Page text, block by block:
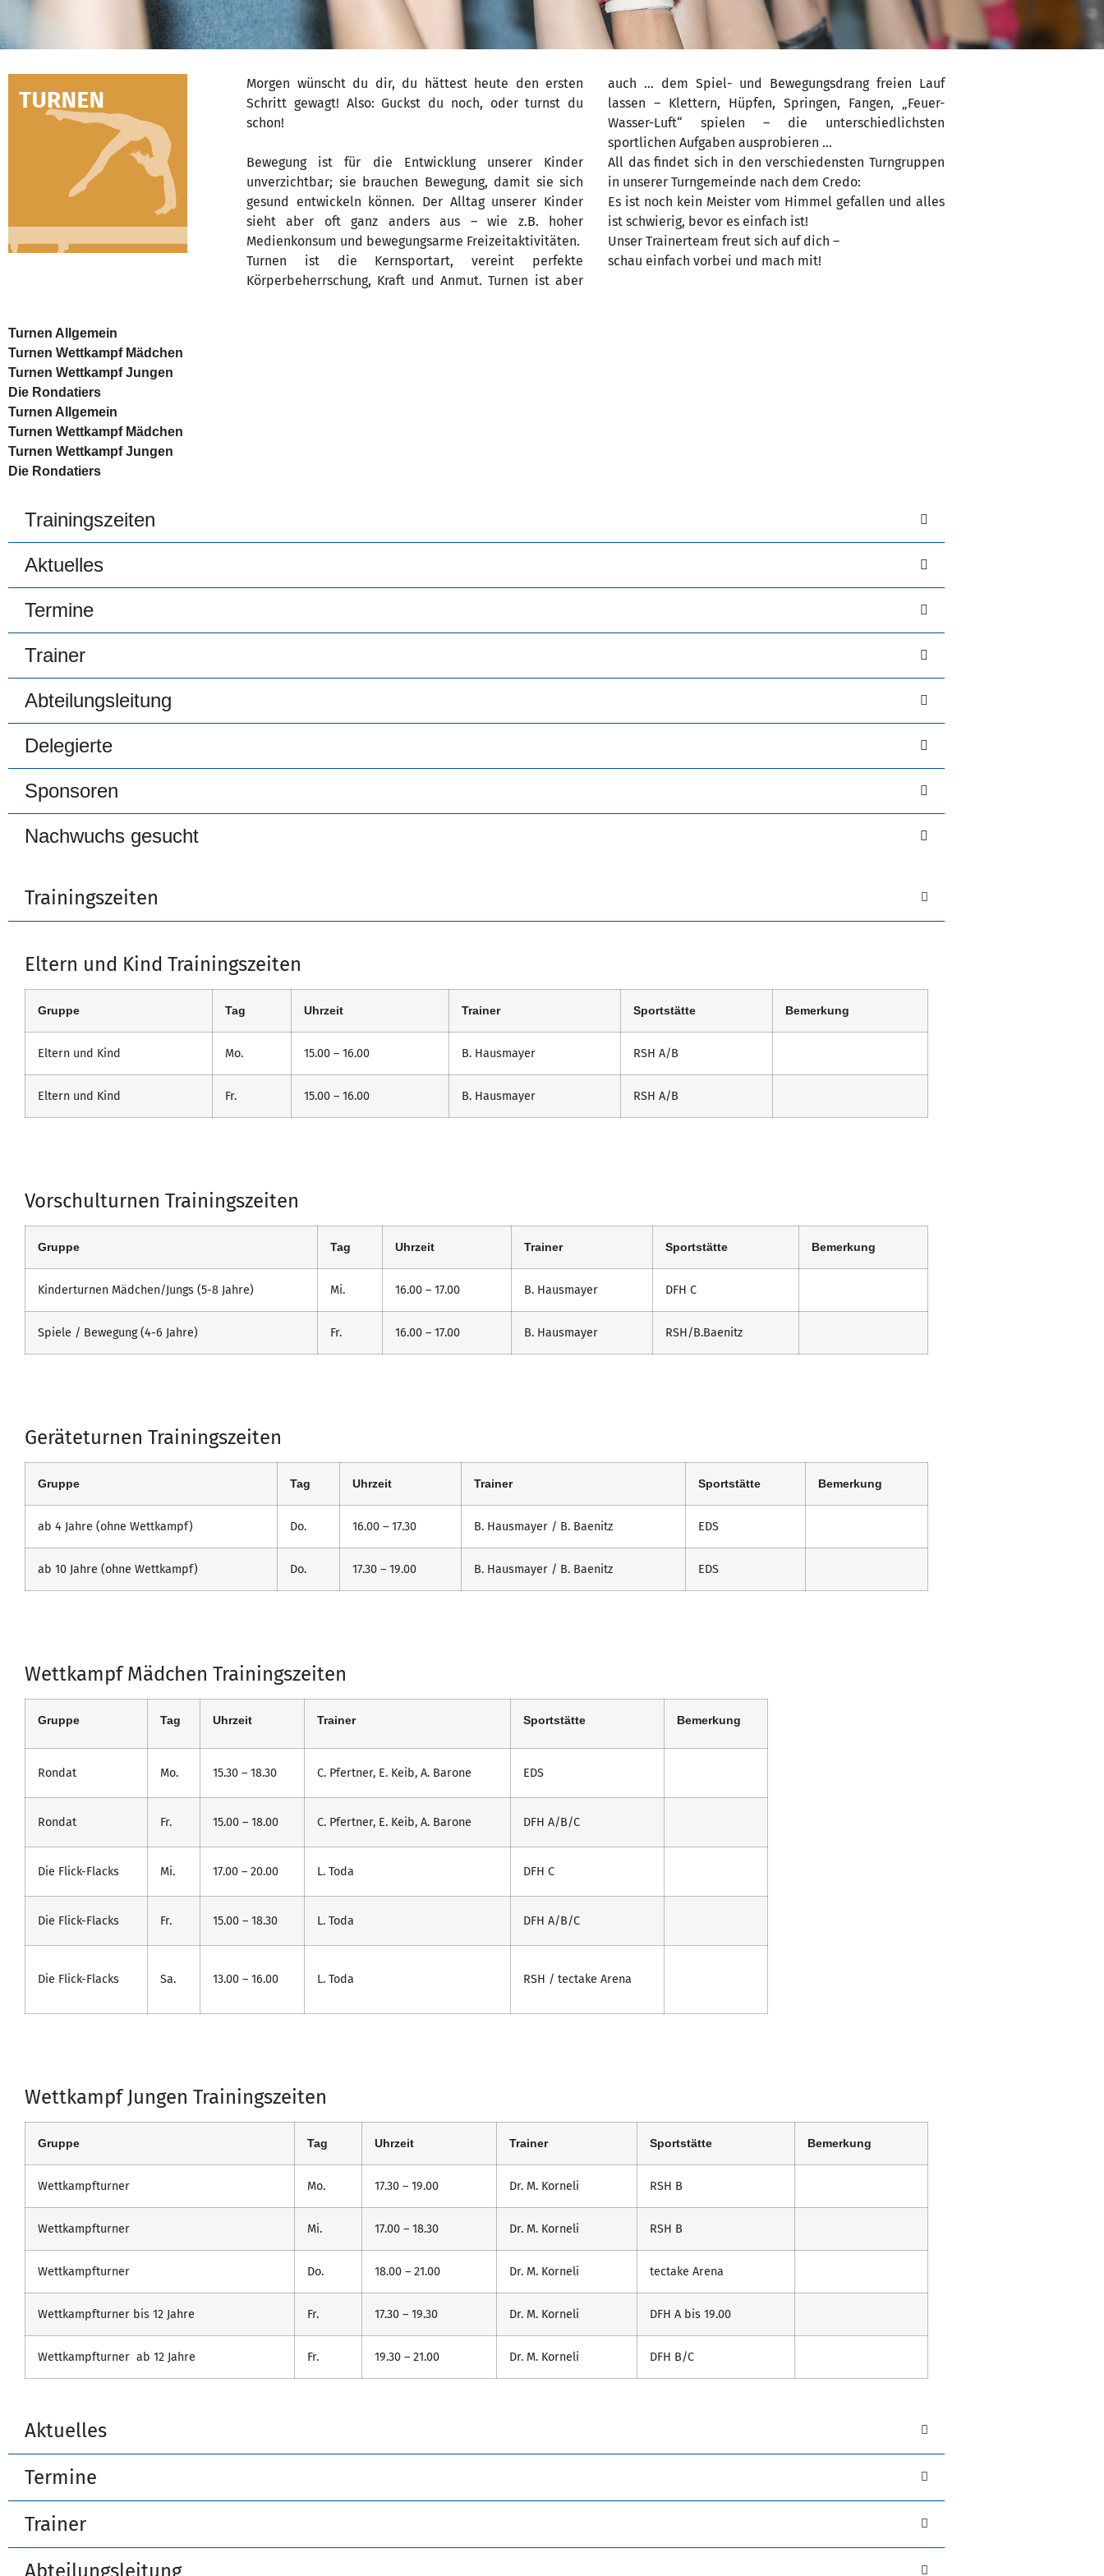
Morgen wünscht du dir, du hättest heute den ersten
Schritt gewagt! Also: Guckst du noch, oder turnst du
schon!
Bewegung ist für die Entwicklung unserer Kinder
unverzichtbar; sie brauchen Bewegung, damit sie sich
gesund entwickeln können. Der Alltag unserer Kinder
sieht aber oft ganz anders aus – wie z.B. hoher
Medienkonsum und bewegungsarme Freizeitaktivitäten.
Turnen ist die Kernsportart, vereint perfekte
Körperbeherrschung, Kraft und Anmut. Turnen ist aber
auch … dem Spiel- und Bewegungsdrang freien Lauf
lassen – Klettern, Hüpfen, Springen, Fangen, „Feuer-
Wasser-Luft“ spielen – die unterschiedlichsten
sportlichen Aufgaben ausprobieren …
All das findet sich in den verschiedensten Turngruppen
in unserer Turngemeinde nach dem Credo:
Es ist noch kein Meister vom Himmel gefallen und alles
ist schwierig, bevor es einfach ist!
Unser Trainerteam freut sich auf dich –
schau einfach vorbei und mach mit!
Turnen Allgemein
Turnen Wettkampf Mädchen
Turnen Wettkampf Jungen
Die Rondatiers
Turnen Allgemein
Turnen Wettkampf Mädchen
Turnen Wettkampf Jungen
Die Rondatiers
Trainingszeiten
Aktuelles
Termine
Trainer
Abteilungsleitung
Delegierte
Sponsoren
Nachwuchs gesucht
Trainingszeiten
Eltern und Kind Trainingszeiten
Gruppe Tag Uhrzeit Trainer Sportstätte Bemerkung
Eltern und Kind Mo. 15.00 – 16.00 B. Hausmayer RSH A/B
Eltern und Kind Fr. 15.00 – 16.00 B. Hausmayer RSH A/B
Vorschulturnen Trainingszeiten
Gruppe Tag Uhrzeit Trainer Sportstätte Bemerkung
Kinderturnen Mädchen/Jungs (5-8 Jahre) Mi. 16.00 – 17.00 B. Hausmayer DFH C
Spiele / Bewegung (4-6 Jahre) Fr. 16.00 – 17.00 B. Hausmayer RSH/B.Baenitz
Geräteturnen Trainingszeiten
Gruppe Tag Uhrzeit Trainer Sportstätte Bemerkung
ab 4 Jahre (ohne Wettkampf) Do. 16.00 – 17.30 B. Hausmayer / B. Baenitz EDS
ab 10 Jahre (ohne Wettkampf) Do. 17.30 – 19.00 B. Hausmayer / B. Baenitz EDS
Wettkampf Mädchen Trainingszeiten
Gruppe Tag Uhrzeit Trainer Sportstätte Bemerkung
Rondat Mo. 15.30 – 18.30 C. Pfertner, E. Keib, A. Barone EDS
Rondat Fr. 15.00 – 18.00 C. Pfertner, E. Keib, A. Barone DFH A/B/C
Die Flick-Flacks Mi. 17.00 – 20.00 L. Toda DFH C
Die Flick-Flacks Fr. 15.00 – 18.30 L. Toda DFH A/B/C
Die Flick-Flacks Sa. 13.00 – 16.00 L. Toda RSH / tectake Arena
Wettkampf Jungen Trainingszeiten
Gruppe Tag Uhrzeit Trainer Sportstätte Bemerkung
Wettkampfturner Mo. 17.30 – 19.00 Dr. M. Korneli RSH B
Wettkampfturner Mi. 17.00 – 18.30 Dr. M. Korneli RSH B
Wettkampfturner Do. 18.00 – 21.00 Dr. M. Korneli tectake Arena
Wettkampfturner bis 12 Jahre Fr. 17.30 – 19.30 Dr. M. Korneli DFH A bis 19.00
Wettkampfturner ab 12 Jahre Fr. 19.30 – 21.00 Dr. M. Korneli DFH B/C
Aktuelles
Termine
Trainer
Abteilungsleitung